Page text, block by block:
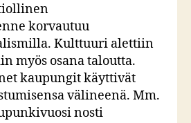
korvautuu
Kulttuuri alettiin
myös osana taloutta.
kaupungit käyttivät
välineenä. Mm.
nosti